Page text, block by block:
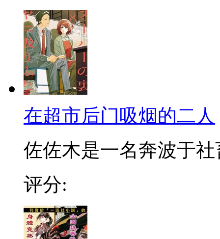
在超市后门吸烟的二人
佐佐木是一名奔波于社
评分: